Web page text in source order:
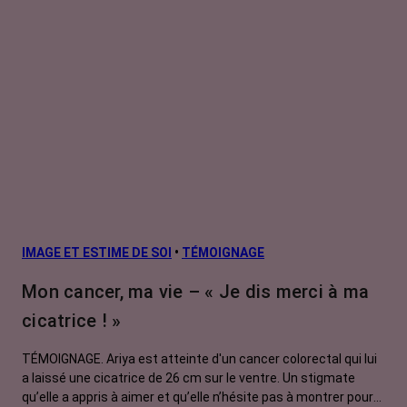
IMAGE ET ESTIME DE SOI • TÉMOIGNAGE
Mon cancer, ma vie – « Je dis merci à ma
cicatrice ! »
TÉMOIGNAGE. Ariya est atteinte d'un cancer colorectal qui lui
a laissé une cicatrice de 26 cm sur le ventre. Un stigmate
qu’elle a appris à aimer et qu’elle n’hésite pas à montrer pour